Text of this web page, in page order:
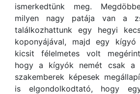
ismerkedtünk meg.
milyen nagy patája van a
találkozhattunk egy hegyi
koponyájával, majd egy
kicsit félelmetes volt
hogy a kígyók nemét csak a
szakemberek képesek
is elgondolkodtató, hogy